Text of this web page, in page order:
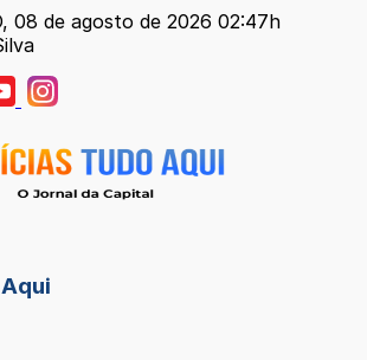
08 de agosto de 2026 02:47h